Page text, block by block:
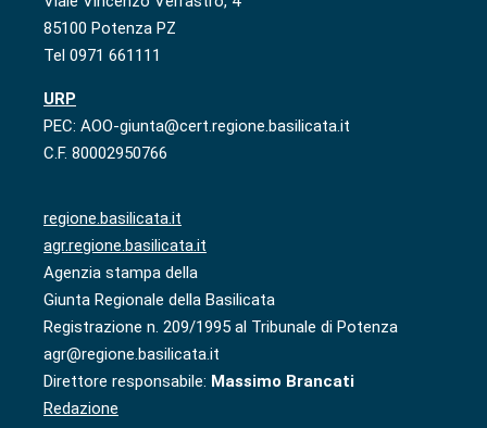
85100 Potenza PZ
Tel 0971 661111
URP
PEC: AOO-giunta@cert.regione.basilicata.it
C.F. 80002950766
regione.basilicata.it
agr.regione.basilicata.it
Agenzia stampa della
Giunta Regionale della Basilicata
Registrazione n. 209/1995 al Tribunale di Potenza
agr@regione.basilicata.it
Direttore responsabile: Massimo Brancati
Redazione